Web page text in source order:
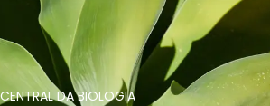
CENTRAL DA BIOLOGIA